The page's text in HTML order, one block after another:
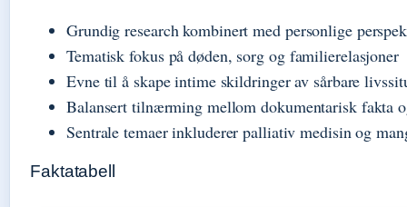
Grundig research kombinert med personlige
Tematisk fokus på døden, sorg og familierelasjoner
Evne til å skape intime skildringer av sårbare
Balansert tilnærming mellom dokumentarisk fakta
Sentrale temaer inkluderer palliativ medisin og
Faktatabell